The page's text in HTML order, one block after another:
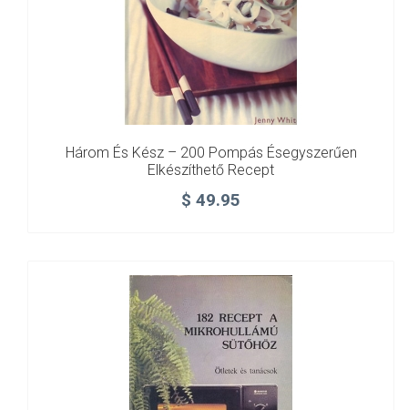
Három És Kész – 200 Pompás Ésegyszerűen
Elkészíthető Recept
$ 49.95